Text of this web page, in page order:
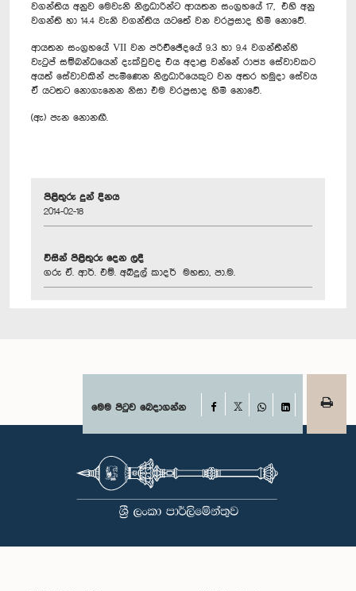
වගන්තිය අනුව මෙවැනි නිලධාරින්ට ආයතන සංග්‍රහයේ 17, එහි අනු
වගන්ති හා 14.4 වැනි වගන්තිය යටතේ වන වරප්‍රසාද හිමි නොවේ.
ආයතන සංග්‍රහයේ VII වන පරිච්ඡේදයේ 9‍‍.3 හා 9.4 වගන්තීන්හි
වැටුප් සම්බන්ධයෙන් දැක්වුවද එය අදාළ වන්නේ රාජ්‍ය සේවාවකට
අයත් සේවාවකින් පැමිණෙන නිලධාරියෙකුට වන අතර හමුදා සේවය
ඒ යටතට නොගැනෙන නිසා එම වරප්‍රසාද හිමි නොවේ.
(ඇ) පැන නොනඟී.
පිළිතුරු දුන් දිනය
2014-02-18
විසින් පිළිතුරු දෙන ලදී
ගරු ඒ. ආර්. එම්. අබ්දුල් කාදර් මහතා, පා.ම.
මෙම පිටුව බෙදාගන්න Facebook
WhatsAppLinkedIn